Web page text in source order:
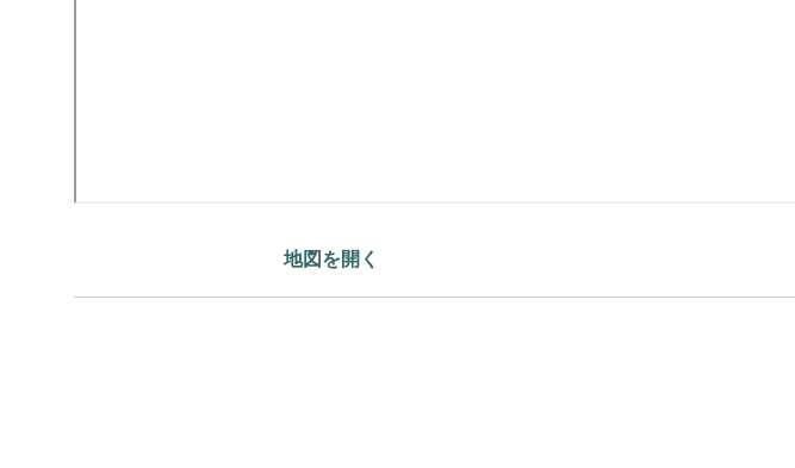
地図を開く